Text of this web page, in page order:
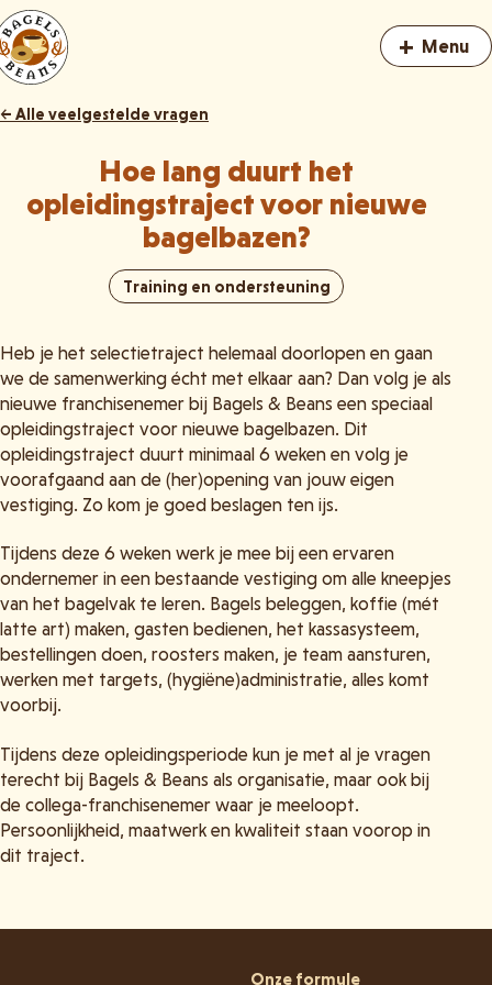
+ Menu
← Alle veelgestelde vragen
Hoe lang duurt het
opleidingstraject voor nieuwe
bagelbazen?
Training en ondersteuning
Heb je het selectietraject helemaal doorlopen en gaan
we de samenwerking écht met elkaar aan? Dan volg je als
nieuwe franchisenemer bij Bagels & Beans een speciaal
opleidingstraject voor nieuwe bagelbazen. Dit
opleidingstraject duurt minimaal 6 weken en volg je
voorafgaand aan de (her)opening van jouw eigen
vestiging. Zo kom je goed beslagen ten ijs.
Tijdens deze 6 weken werk je mee bij een ervaren
ondernemer in een bestaande vestiging om alle kneepjes
van het bagelvak te leren. Bagels beleggen, koffie (mét
latte art) maken, gasten bedienen, het kassasysteem,
bestellingen doen, roosters maken, je team aansturen,
werken met targets, (hygiëne)administratie, alles komt
voorbij.
Tijdens deze opleidingsperiode kun je met al je vragen
terecht bij Bagels & Beans als organisatie, maar ook bij
de collega-franchisenemer waar je meeloopt.
Persoonlijkheid, maatwerk en kwaliteit staan voorop in
dit traject.
Onze formule